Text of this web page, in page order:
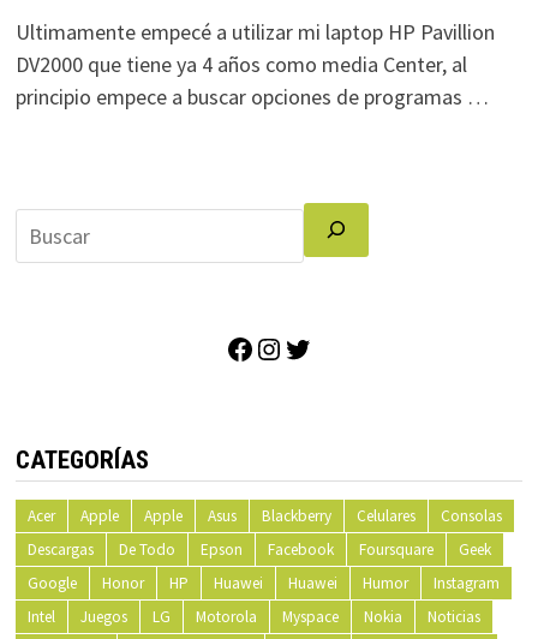
Ultimamente empecé a utilizar mi laptop HP Pavillion
DV2000 que tiene ya 4 años como media Center, al
principio empece a buscar opciones de programas …
Facebook
Instagram
CATEGORÍAS
Acer Apple Apple Asus Blackberry Celulares
Consolas
Descargas
De Todo Epson Facebook Foursquare
Geek
Google
Honor HP Huawei Huawei Humor
Instagram
Intel
Juegos LG Motorola Myspace Nokia
Noticias